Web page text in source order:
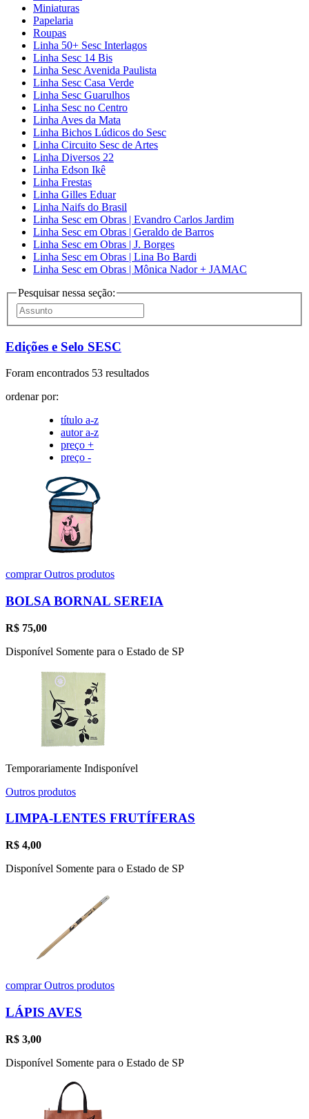
Miniaturas
Papelaria
Roupas
Linha 50+ Sesc Interlagos
Linha Sesc 14 Bis
Linha Sesc Avenida Paulista
Linha Sesc Casa Verde
Linha Sesc Guarulhos
Linha Sesc no Centro
Linha Aves da Mata
Linha Bichos Lúdicos do Sesc
Linha Circuito Sesc de Artes
Linha Diversos 22
Linha Edson Ikê
Linha Frestas
Linha Gilles Eduar
Linha Naifs do Brasil
Linha Sesc em Obras | Evandro Carlos Jardim
Linha Sesc em Obras | Geraldo de Barros
Linha Sesc em Obras | J. Borges
Linha Sesc em Obras | Lina Bo Bardi
Linha Sesc em Obras | Mônica Nador + JAMAC
Pesquisar nessa seção:
Edições e Selo SESC
Foram encontrados 53 resultados
ordenar por:
título a-z
autor a-z
preço +
preço -
comprarOutros produtos
BOLSA BORNAL SEREIA
R$ 75,00
Disponível Somente para o Estado de SP
Temporariamente Indisponível
Outros produtos
LIMPA-LENTES FRUTÍFERAS
R$ 4,00
Disponível Somente para o Estado de SP
comprarOutros produtos
LÁPIS AVES
R$ 3,00
Disponível Somente para o Estado de SP